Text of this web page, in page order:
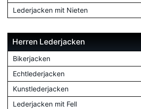
Lederjacken mit Nieten
Herren Lederjacken
Bikerjacken
Echtlederjacken
Kunstlederjacken
Lederjacken mit Fell